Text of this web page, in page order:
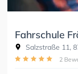
Fahrschule
Salzstraße 11,
2